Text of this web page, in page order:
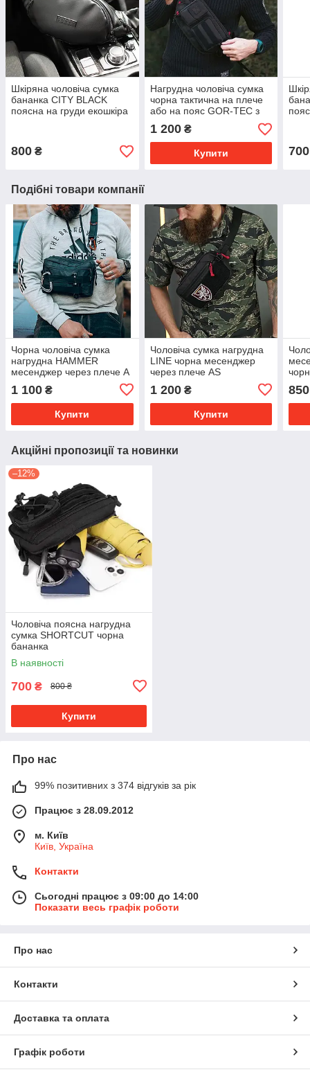
Шкіряна чоловіча сумка
бананка CITY BLACK
поясна на груди екошкіра
800 ₴
Нагрудна чоловіча сумка
чорна тактична на плече
або на пояс GOR-TEC з
тканини А
1 200₴
Купити 700
Подібні товари компанії
Чорна чоловіча сумка
нагрудна HAMMER
месенджер через плече А
1 100 ₴
Купити
Чоловіча сумка нагрудна
LINE чорна месенджер
через плече АS
1 200₴
Купити
850
Акційні пропозиції та новинки
–12%
Чоловіча поясна нагрудна
сумка SHORTCUT чорна
бананка
В наявності
700 ₴ 800 ₴
Купити
Про нас
99% позитивних з 374 відгуків за рік
Працює з 28.09.2012
м. Київ
Київ, Україна
Контакти
Сьогодні працює з 09:00 до 14:00
Показати весь графік роботи
Про нас
Контакти
Доставка та оплата
Графік роботи